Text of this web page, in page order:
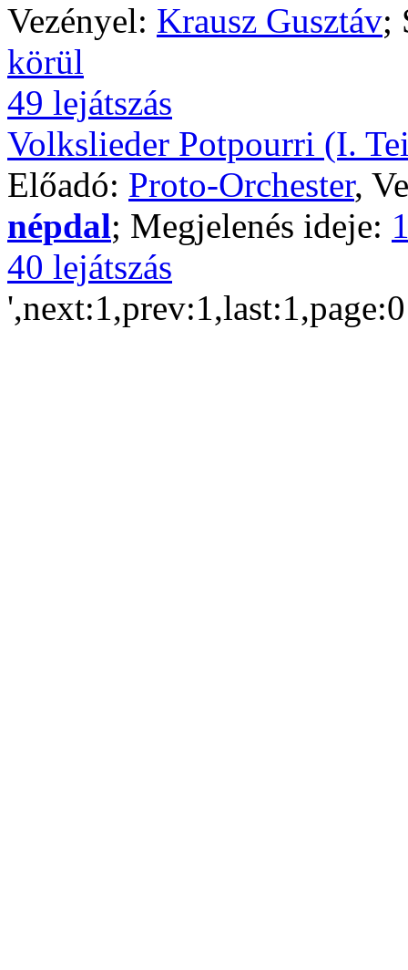
Vezényel: Krausz Gusztáv;
körül
49 lejátszás
Volkslieder Potpourri (I.
Előadó: Proto-Orchester,
népdal; Megjelenés ideje:
40 lejátszás